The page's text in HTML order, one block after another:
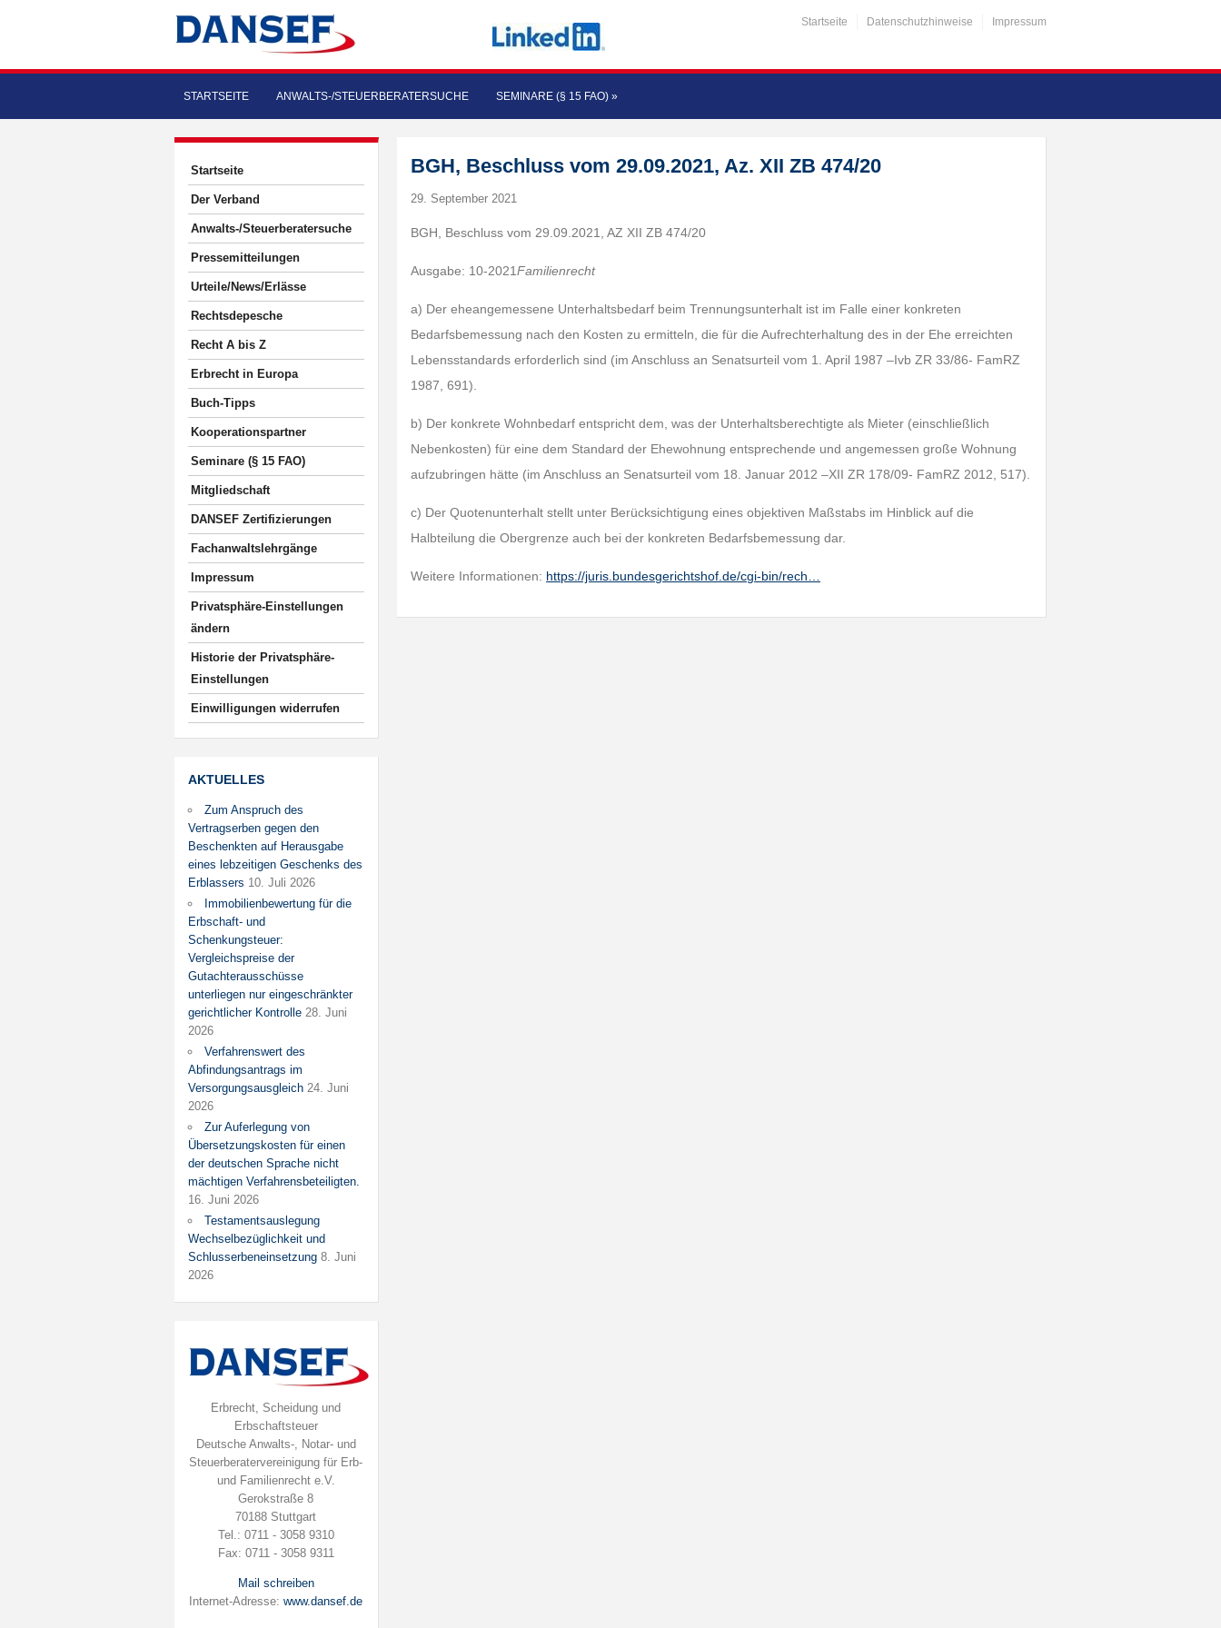
Startseite Datenschutzhinweise Impressum
STARTSEITE ANWALTS-/STEUERBERATERSUCHE SEMINARE (§ 15 FAO) »
Startseite
Der Verband
Anwalts-/Steuerberatersuche
Pressemitteilungen
Urteile/News/Erlässe
Rechtsdepesche
Recht A bis Z
Erbrecht in Europa
Buch-Tipps
Kooperationspartner
Seminare (§ 15 FAO)
Mitgliedschaft
DANSEF Zertifizierungen
Fachanwaltslehrgänge
Impressum
Privatsphäre-Einstellungen
ändern
Historie der Privatsphäre-
Einstellungen
Einwilligungen widerrufen
AKTUELLES
Zum Anspruch des
Vertragserben gegen den
Beschenkten auf Herausgabe
eines lebzeitigen Geschenks des
Erblassers 10. Juli 2026
Immobilienbewertung für die
Erbschaft- und
Schenkungsteuer:
Vergleichspreise der
Gutachterausschüsse
unterliegen nur eingeschränkter
gerichtlicher Kontrolle 28. Juni
2026
Verfahrenswert des
Abfindungsantrags im
Versorgungsausgleich 24. Juni
2026
Zur Auferlegung von
Übersetzungskosten für einen
der deutschen Sprache nicht
mächtigen Verfahrensbeteiligten.
16. Juni 2026
Testamentsauslegung
Wechselbezüglichkeit und
Schlusserbeneinsetzung 8. Juni
2026
Erbrecht, Scheidung und
Erbschaftsteuer
Deutsche Anwalts-, Notar- und
Steuerberatervereinigung für Erb-
und Familienrecht e.V.
Gerokstraße 8
70188 Stuttgart
Tel.: 0711 - 3058 9310
Fax: 0711 - 3058 9311
Mail schreiben
Internet-Adresse:www.dansef.de
BGH, Beschluss vom 29.09.2021, Az. XII ZB 474/20
29. September 2021
BGH, Beschluss vom 29.09.2021, AZ XII ZB 474/20
Ausgabe: 10-2021Familienrecht
a) Der eheangemessene Unterhaltsbedarf beim Trennungsunterhalt ist im Falle einer konkreten
Bedarfsbemessung nach den Kosten zu ermitteln, die für die Aufrechterhaltung des in der Ehe erreichten
Lebensstandards erforderlich sind (im Anschluss an Senatsurteil vom 1. April 1987 –Ivb ZR 33/86- FamRZ
1987, 691).
b) Der konkrete Wohnbedarf entspricht dem, was der Unterhaltsberechtigte als Mieter (einschließlich
Nebenkosten) für eine dem Standard der Ehewohnung entsprechende und angemessen große Wohnung
aufzubringen hätte (im Anschluss an Senatsurteil vom 18. Januar 2012 –XII ZR 178/09- FamRZ 2012, 517).
c) Der Quotenunterhalt stellt unter Berücksichtigung eines objektiven Maßstabs im Hinblick auf die
Halbteilung die Obergrenze auch bei der konkreten Bedarfsbemessung dar.
Weitere Informationen: https://juris.bundesgerichtshof.de/cgi-bin/rech…